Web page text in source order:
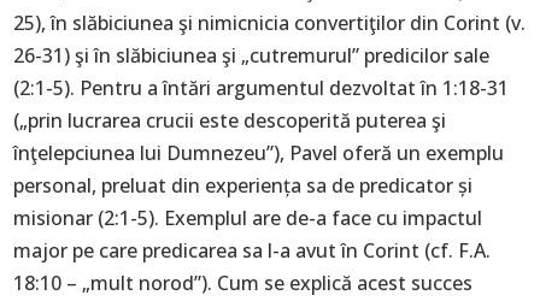
25), în slăbiciunea şi nimicnicia convertiţilor din Corint (v.
26-31) şi în slăbiciunea şi „cutremurul” predicilor sale
(2:1-5). Pentru a întări argumentul dezvoltat în 1:18-31
(„prin lucrarea crucii este descoperită puterea şi
înţelepciunea lui Dumnezeu”), Pavel oferă un exemplu
personal, preluat din experiența sa de predicator și
misionar (2:1-5). Exemplul are de-a face cu impactul
major pe care predicarea sa l-a avut în Corint (cf. F.A.
18:10 – „mult norod”). Cum se explică acest succes